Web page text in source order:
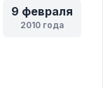
9 февраля
2010 года